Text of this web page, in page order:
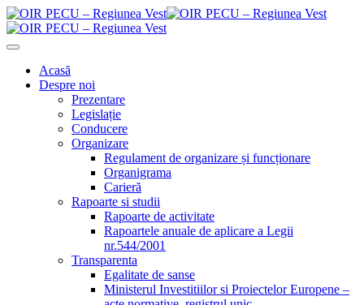
Acasă
Despre noi
Prezentare
Legislație
Conducere
Organizare
Regulament de organizare și funcționare
Organigrama
Carieră
Rapoarte si studii
Rapoarte de activitate
Rapoartele anuale de aplicare a Legii
nr.544/2001
Transparenta
Egalitate de sanse
Ministerul Investitiilor si Proiectelor Europene –